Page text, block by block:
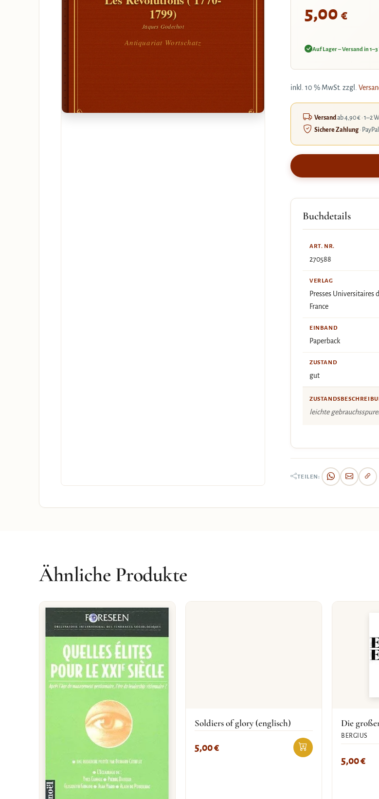
1799)
Jaques Godechot
Antiquariat Wortschatz
5,00 €
Auf Lager – Versand in
inkl. 10 % MwSt. zzgl.
Versandab 4,90 € · 1–2
Sichere Zahlung·
Buchdetails
ART. NR.
270588
VERLAG
Presses Universitaires
France
EINBAND
Paperback
ZUSTAND
gut
leichte
TEILEN:
Ähnliche Produkte
Soldiers of glory (englisch)
5,00€
Die
BERGIUS
5,00€